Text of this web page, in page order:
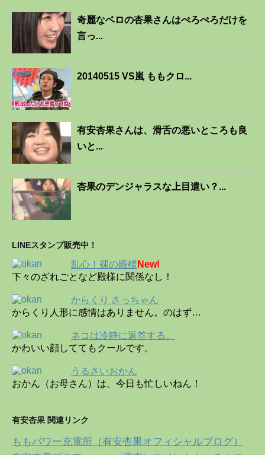
奇麗なベロの杏果さんはぺろぺろだけを
言っ...
20140515 VS嵐 ももクロ...
有安杏果さんは、滑舌の悪いところも良
いと...
杏果のデンジャラスな上目遣い？...
LINEスタンプ販売中！
乱心！裸の殿様 New!
下々のざれごとなど殿様に関係なし！
からくり さっちゃん
からくり人形に感情はありません。のはず…
ネコは冷静に返答する。
かわいい顔しててもクールです。
うるさいおかん
おかん（お母さん）は、今日も忙しいねん！
有安杏果 関連リンク
ももパワー充電所（有安杏果オフィシャルブログ）